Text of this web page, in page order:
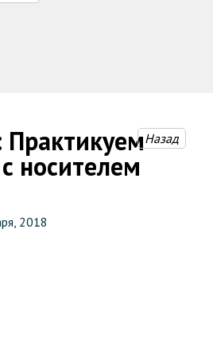
Практикуем
носителем
Назад
2018